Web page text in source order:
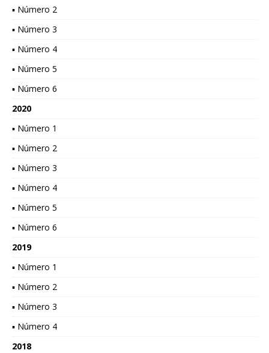
▪ Número 2
▪ Número 3
▪ Número 4
▪ Número 5
▪ Número 6
2020
▪ Número 1
▪ Número 2
▪ Número 3
▪ Número 4
▪ Número 5
▪ Número 6
2019
▪ Número 1
▪ Número 2
▪ Número 3
▪ Número 4
2018